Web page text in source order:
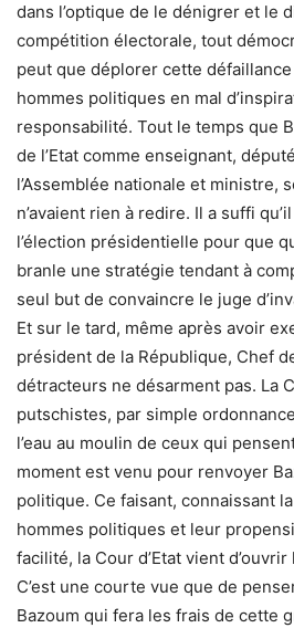
dans l’optique de le dénigrer et le
compétition électorale, tout
peut que déplorer cette
hommes politiques en mal
responsabilité. Tout le temps que
de l’Etat comme enseignant,
l’Assemblée nationale et ministre,
n’avaient rien à redire. Il a suffi
l’élection présidentielle pour que
branle une stratégie tendant à
seul but de convaincre le juge
Et sur le tard, même après avoir
président de la République, Chef
détracteurs ne désarment pas. La
putschistes, par simple
l’eau au moulin de ceux qui
moment est venu pour renvoyer
politique. Ce faisant, connaissant
hommes politiques et leur
facilité, la Cour d’Etat vient
C’est une courte vue que de
Bazoum qui fera les frais de cette